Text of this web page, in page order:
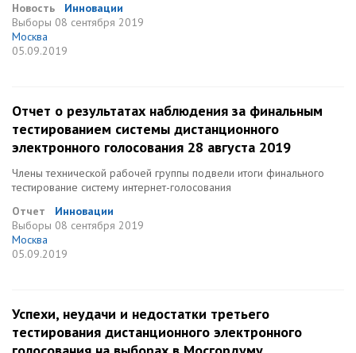
Новость
Инновации
Выборы 08 сентября 2019
Москва
05.09.2019
Отчет о результатах наблюдения за финальным
тестированием системы дистанционного
электронного голосования 28 августа 2019
Члены технической рабочей группы подвели итоги финального
тестирование систему интернет-голосования
Отчет
Инновации
Выборы 08 сентября 2019
Москва
05.09.2019
Успехи, неудачи и недостатки третьего
тестирования дистанционного электронного